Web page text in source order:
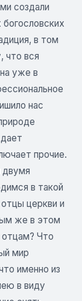
создали
в том
что вся
уже в
нас
прочие.
двумя
в такой
церкви и
же в этом
Что
мир
именно из
в виду